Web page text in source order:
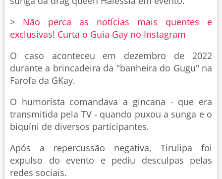
> Não perca as notícias mais quentes e
exclusivas! Curta o Guia Gay no Instagram
O caso aconteceu em dezembro de 2022
durante a brincadeira da "banheira do Gugu" na
Farofa da GKay.
O humorista comandava a gincana - que era
transmitida pela TV - quando puxou a sunga e o
biquíni de diversos participantes.
Após a repercussão negativa, Tirulipa foi
expulso do evento e pediu desculpas pelas
redes sociais.